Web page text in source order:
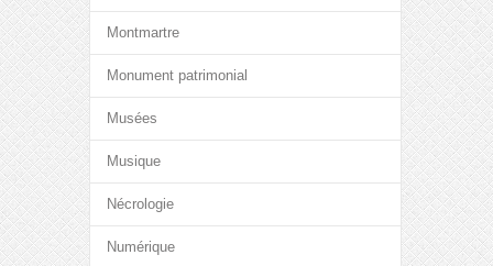
Montmartre
Monument patrimonial
Musées
Musique
Nécrologie
Numérique